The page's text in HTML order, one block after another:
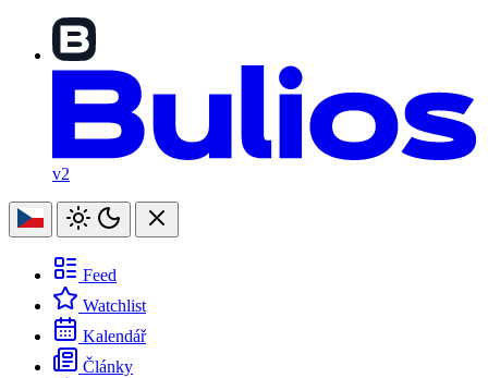
v2
Feed
Watchlist
Kalendář
Články